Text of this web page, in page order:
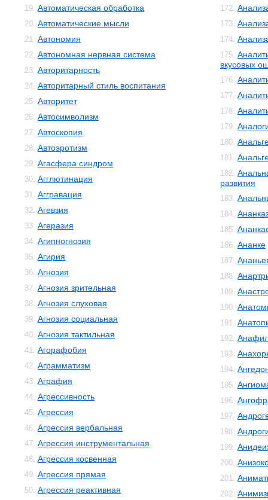
19. Автоматическая обработка
20. Автоматические мысли
21. Автономия
22. Автономная нервная система
23. Авторитарность
24. Авторитарный стиль воспитания
25. Авторитет
26. Автосимволизм
27. Автоскопия
28. Автоэротизм
29. Агасфера синдром
30. Агглютинация
31. Аггравация
32. Агевзия
33. Агеразия
34. Агипногнозия
35. Агирия
36. Агнозия
37. Агнозия зрительная
38. Агнозия слуховая
39. Агнозия социальная
40. Агнозия тактильная
41. Агорафобия
42. Аграмматизм
43. Аграфия
44. Агрессивность
45. Агрессия
46. Агрессия вербальная
47. Агрессия инструментальная
48. Агрессия косвенная
49. Агрессия прямая
50. Агрессия реактивная
172.
173.
174.
175.
вкусовых
176.
177.
178.
179.
180.
181.
182.
развития
183.
184.
185.
186. Ананке
187.
188.
189.
190.
191.
192.
193.
194.
195.
196.
197.
198.
199.
200.
201.
202.